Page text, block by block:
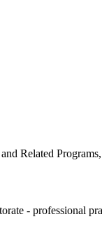
Related
- professional